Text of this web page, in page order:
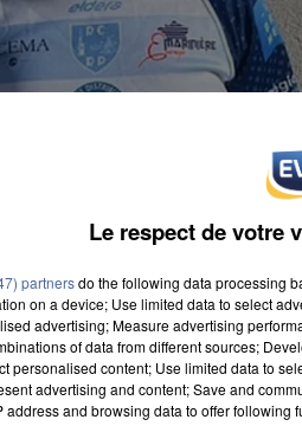
tué à coup de couteaux
Le respect de votre
partnersdo the following data processing
on a device; Use limited data to select
advertising; Measure advertising
of data from different sources;
personalised content; Use limited data to
advertising and content; Save and
address and browsing data to offer